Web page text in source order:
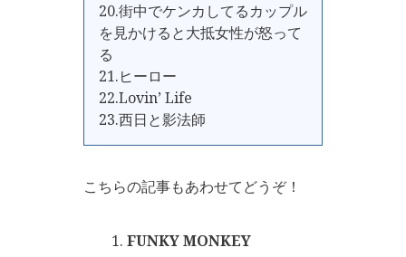
20.街中でケンカしてるカップル
を見かけると大抵女性が怒って
る
21.ヒーロー
22.Lovin’ Life
23.西日と影法師
こちらの記事もあわせてどうぞ！
FUNKY MONKEY